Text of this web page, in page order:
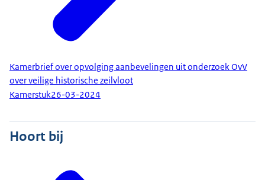
Kamerbrief over opvolging aanbevelingen uit onderzoek OvV
over veilige historische zeilvloot
Kamerstuk26-03-2024
Hoort bij